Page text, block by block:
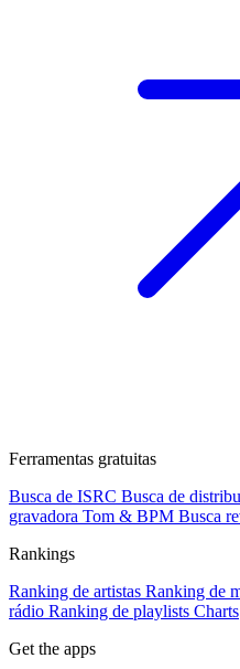
Ferramentas gratuitas
Busca de ISRC Busca de
gravadora Tom & BPM Busca
Rankings
Ranking de artistas Ranking de
rádio Ranking de playlists Charts
Get the apps